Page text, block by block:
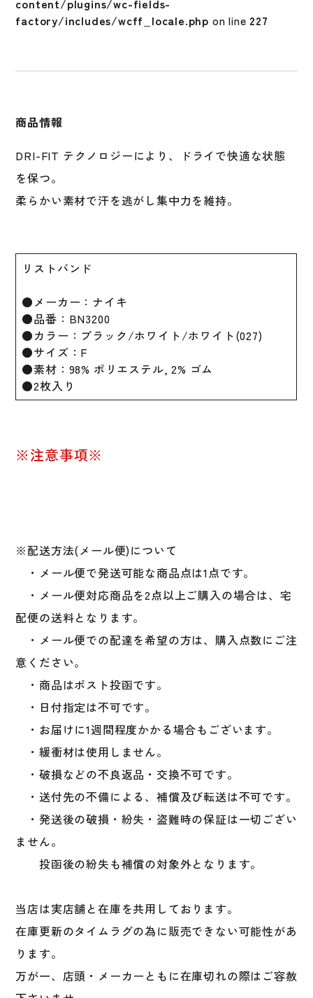
ニ
ン
般
027
枚
セ
ッ
ト
content/plugins/wc-fields-
factory/includes/wcff_locale.php on line 227
商品情報
DRI-FIT テクノロジーにより、ドライで快適な状態
を保つ。
柔らかい素材で汗を逃がし集中力を維持。
リストバンド
●メーカー：ナイキ
●品番：BN3200
●カラー：ブラック/ホワイト/ホワイト(027)
●サイズ：F
●素材：98% ポリエステル, 2% ゴム
●2枚入り
※注意事項※
※配送方法(メール便)について
・メール便で発送可能な商品点は1点です。
・メール便対応商品を2点以上ご購入の場合は、宅
配便の送料となります。
・メール便での配達を希望の方は、購入点数にご注
意ください。
・商品はポスト投函です。
・日付指定は不可です。
・お届けに1週間程度かかる場合もございます。
・緩衝材は使用しません。
・破損などの不良返品・交換不可です。
・送付先の不備による、補償及び転送は不可です。
・発送後の破損・紛失・盗難時の保証は一切ござい
ません。
投函後の紛失も補償の対象外となります。
当店は実店舗と在庫を共用しております。
在庫更新のタイムラグの為に販売できない可能性があ
ります。
万が一、店頭・メーカーともに在庫切れの際はご容赦